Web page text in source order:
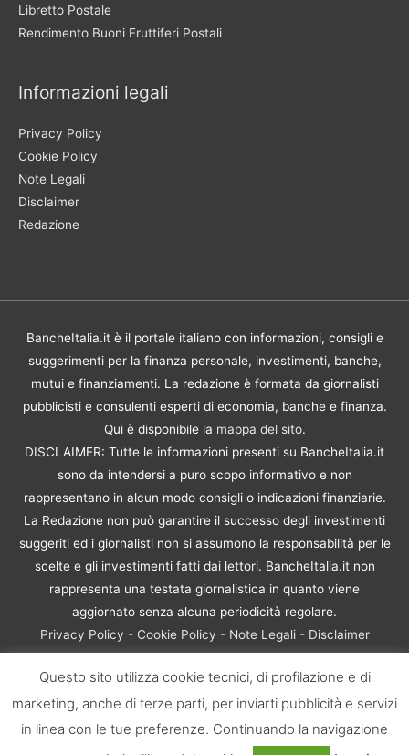
Libretto Postale
Rendimento Buoni Fruttiferi Postali
Informazioni legali
Privacy Policy
Cookie Policy
Note Legali
Disclaimer
Redazione
BancheItalia.it è il portale italiano con informazioni, consigli e
suggerimenti per la finanza personale, investimenti, banche,
mutui e finanziamenti. La redazione è formata da giornalisti
pubblicisti e consulenti esperti di economia, banche e finanza.
Qui è disponibile la mappa del sito.
DISCLAIMER: Tutte le informazioni presenti su BancheItalia.it
sono da intendersi a puro scopo informativo e non
rappresentano in alcun modo consigli o indicazioni finanziarie.
La Redazione non può garantire il successo degli investimenti
suggeriti ed i giornalisti non si assumono la responsabilità per le
scelte e gli investimenti fatti dai lettori. BancheItalia.it non
rappresenta una testata giornalistica in quanto viene
aggiornato senza alcuna periodicità regolare.
Privacy Policy - Cookie Policy - Note Legali- Disclaimer
Rischio Investimenti
BancheItalia.it Copyright © 2021. Tutti i diritti sono riservati. |
P.IVA 10673901004 | Contenuti di proprietà di BancheItalia.it:
non sono riproducibili, neanche parzialmente, senza esplicita
Questo sito utilizza cookie tecnici, di profilazione e di
marketing, anche di terze parti, per inviarti pubblicità e servizi
in linea con le tue preferenze. Continuando la navigazione